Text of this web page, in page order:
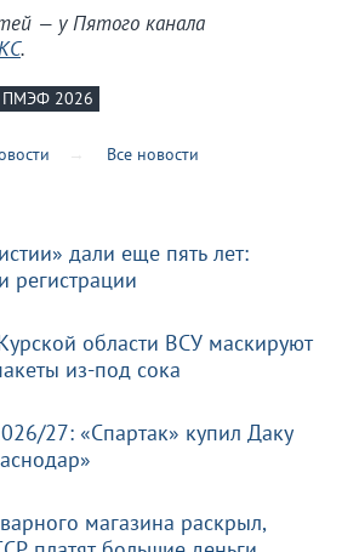
— у Пятого канала
.
ПМЭФ 2026
Все новости
дали еще пять лет:
регистрации
области ВСУ маскируют
из-под сока
27: «Спартак» купил Даку
магазина раскрыл,